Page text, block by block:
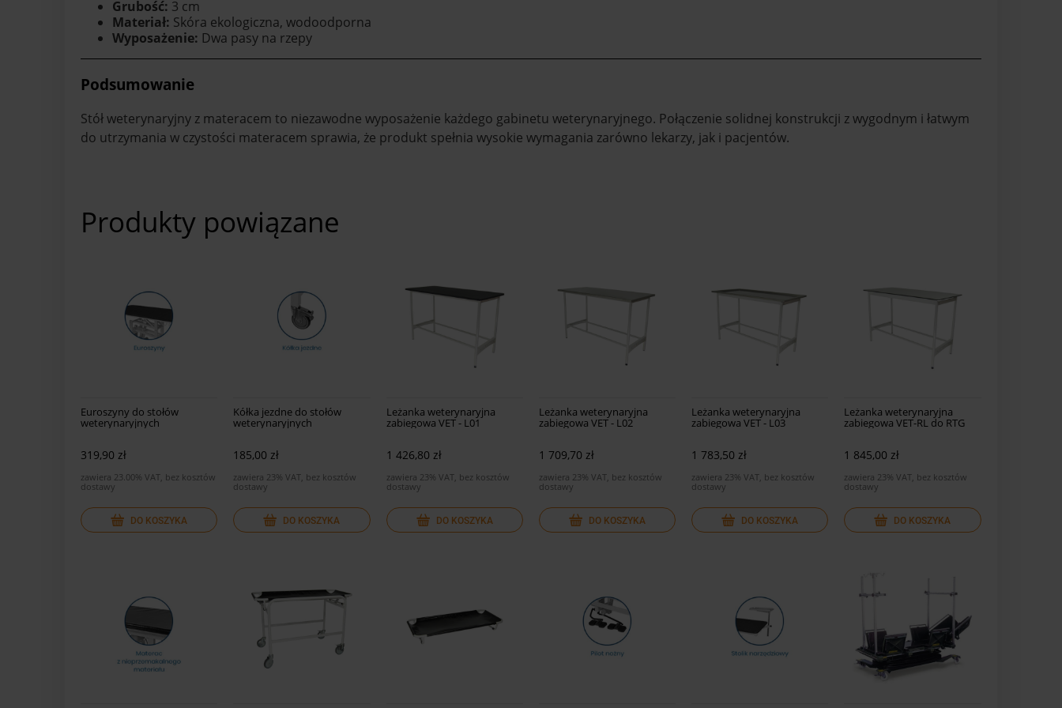
Grubość: 3 cm
Materiał: Skóra ekologiczna, wodoodporna
Wyposażenie: Dwa pasy na rzepy
Podsumowanie
Stół weterynaryjny z materacem to niezawodne wyposażenie każdego gabinetu weterynaryjnego. Połączenie solidnej konstrukcji z wygodnym i łatwym
do utrzymania w czystości materacem sprawia, że produkt spełnia wysokie wymagania zarówno lekarzy, jak i pacjentów.
Produkty powiązane
Euroszyny do stołów
weterynaryjnych
319,90 zł
zawiera 23.00% VAT, bez kosztów
dostawy
DO KOSZYKA
Kółka jezdne do stołów
weterynaryjnych
185,00 zł
zawiera 23% VAT, bez kosztów
dostawy
DO KOSZYKA
Leżanka weterynaryjna
zabiegowa VET - L01
1 426,80 zł
zawiera 23% VAT, bez kosztów
dostawy
DO KOSZYKA
Leżanka weterynaryjna
zabiegowa VET - L02
1 709,70 zł
zawiera 23% VAT, bez kosztów
dostawy
DO KOSZYKA
Leżanka weterynaryjna
zabiegowa VET - L03
1 783,50 zł
zawiera 23% VAT, bez kosztów
dostawy
DO KOSZYKA
Leżanka weterynaryjna
zabiegowa VET-RL do RTG
1 845,00 zł
zawiera 23% VAT, bez kosztów
dostawy
DO KOSZYKA